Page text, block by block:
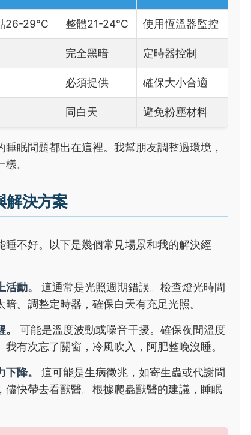
26-29°C 整體21-24°C 使用恆溫器監控
完全黑暗 定時器控制
必須提供 確保大小合適
同白天 避免粉塵材料
眠問題都出在這裡。我幫朋友調整過環境，
。
解決方案
睡不好。以下是幾個常見場景和我的解決經
動。
這通常是光照週期錯誤。檢查燈光時間
。調整定時器，確保白天有充足光照。
可能是溫度波動或噪音干擾。確保夜間溫度
有次忘了關窗，冷風吹入，阿肥整晚沒睡。
降。
這可能是生病徵兆，如寄生蟲或代謝問
儘快帶去看獸醫。根據爬蟲獸醫的建議，睡眠